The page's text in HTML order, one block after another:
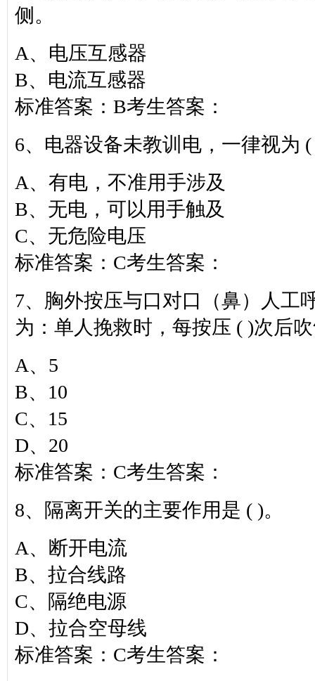
侧。
A、电压互感器
B、电流互感器
标准答案：B考生答案：
6、电器设备未教训电，一律视为 (
A、有电，不准用手涉及
B、无电，可以用手触及
C、无危险电压
标准答案：C考生答案：
7、胸外按压与口对口（鼻）人工
为：单人挽救时，每按压 ( )次后
A、5
B、10
C、15
D、20
标准答案：C考生答案：
8、隔离开关的主要作用是 ( )。
A、断开电流
B、拉合线路
C、隔绝电源
D、拉合空母线
标准答案：C考生答案：